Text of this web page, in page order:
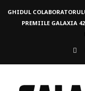
GHIDUL
PREMIILE GALAXIA 42